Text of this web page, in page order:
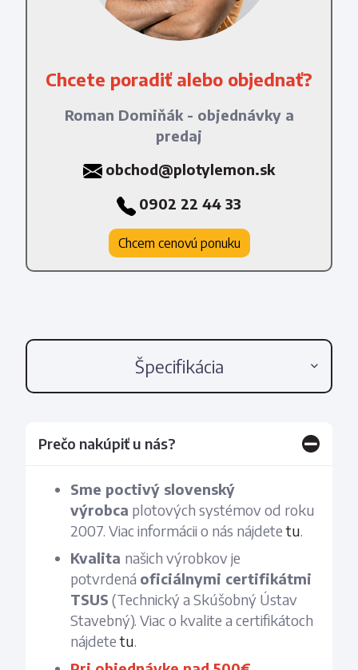
Chcete poradiť alebo objednať?
Roman Domiňák - objednávky a
predaj
obchod@plotylemon.sk
0902 22 44 33
Chcem cenovú ponuku
Špecifikácia
Prečo nakúpiť u nás?
Sme poctivý slovenský
výrobca plotových systémov od roku
2007. Viac informácii o nás nájdetetu
Kvalita našich výrobkov je
potvrdená oficiálnymi certifikátmi
TSUS (Technický a Skúšobný Ústav
Stavebný). Viac o kvalite a certifikátoch
nájdetetu